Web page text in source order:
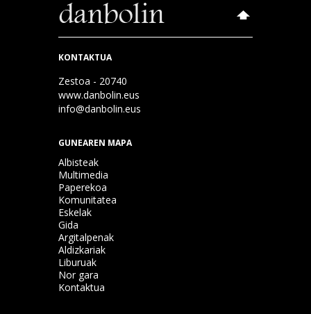
KONTAKTUA
Zestoa - 20740
www.danbolin.eus
info@danbolin.eus
GUNEAREN MAPA
Albisteak
Multimedia
Paperekoa
Komunitatea
Eskelak
Gida
Argitalpenak
Aldizkariak
Liburuak
Nor gara
Kontaktua